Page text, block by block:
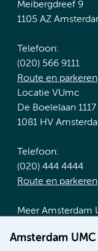
Amsterdam
Meibergdreef 9
1105 AZ
Telefoon:
(020) 566 9111
Route en parkeren
Locatie VUmc
De Boelelaan 1117
1081 HV
Telefoon:
(020) 444 4444
Route en parkeren
Meer Amsterdam
Werken bij